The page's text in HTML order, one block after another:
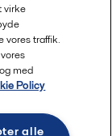
and conditions
virke
vores traffik.
med
Policy
alle